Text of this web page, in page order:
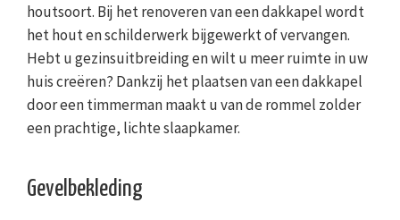
houtsoort. Bij het renoveren van een dakkapel wordt
het hout en schilderwerk bijgewerkt of vervangen.
Hebt u gezinsuitbreiding en wilt u meer ruimte in uw
huis creëren? Dankzij het plaatsen van een dakkapel
door een timmerman maakt u van de rommel zolder
een prachtige, lichte slaapkamer.
Gevelbekleding